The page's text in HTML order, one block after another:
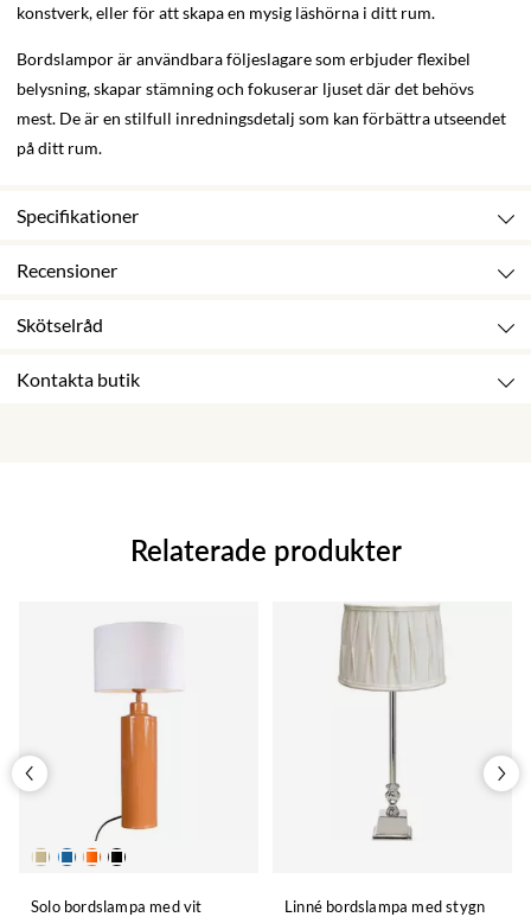
konstverk, eller för att skapa en mysig läshörna i ditt rum.
Bordslampor är användbara följeslagare som erbjuder flexibel
belysning, skapar stämning och fokuserar ljuset där det behövs
mest. De är en stilfull inredningsdetalj som kan förbättra utseendet
på ditt rum.
Specifikationer
Recensioner
Skötselråd
Kontakta butik
Relaterade produkter
Solo bordslampa med vit
Linné bordslampa med stygn